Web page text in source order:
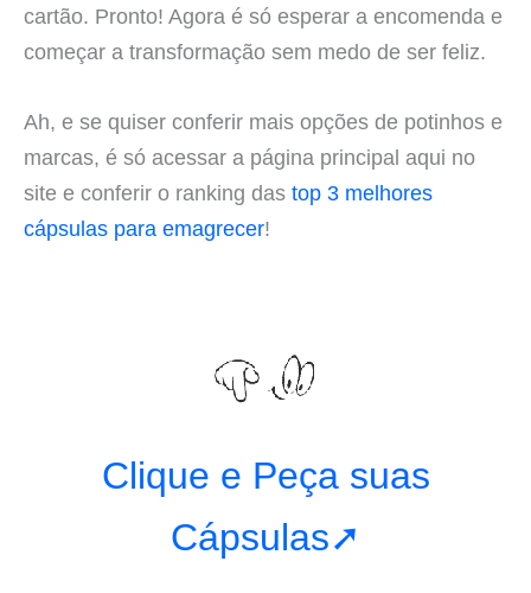
cartão. Pronto! Agora é só esperar a encomenda e
começar a transformação sem medo de ser feliz.
Ah, e se quiser conferir mais opções de potinhos e
marcas, é só acessar a página principal aqui no
site e conferir o ranking das top 3 melhores
cápsulas para emagrecer!
Clique e Peça suas
Cápsulas➚